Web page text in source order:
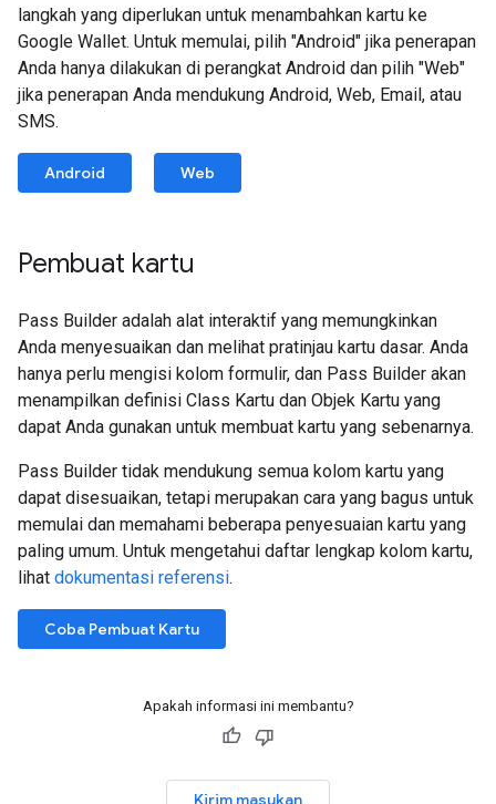
langkah yang diperlukan untuk menambahkan kartu ke
Google Wallet. Untuk memulai, pilih "Android" jika penerapan
Anda hanya dilakukan di perangkat Android dan pilih "Web"
jika penerapan Anda mendukung Android, Web, Email, atau
SMS.
Android Web
Pembuat kartu
Pass Builder adalah alat interaktif yang memungkinkan
Anda menyesuaikan dan melihat pratinjau kartu dasar. Anda
hanya perlu mengisi kolom formulir, dan Pass Builder akan
menampilkan definisi Class Kartu dan Objek Kartu yang
dapat Anda gunakan untuk membuat kartu yang sebenarnya.
Pass Builder tidak mendukung semua kolom kartu yang
dapat disesuaikan, tetapi merupakan cara yang bagus untuk
memulai dan memahami beberapa penyesuaian kartu yang
paling umum. Untuk mengetahui daftar lengkap kolom kartu,
lihat dokumentasi referensi.
Coba Pembuat Kartu
Apakah informasi ini membantu?
Kirim masukan